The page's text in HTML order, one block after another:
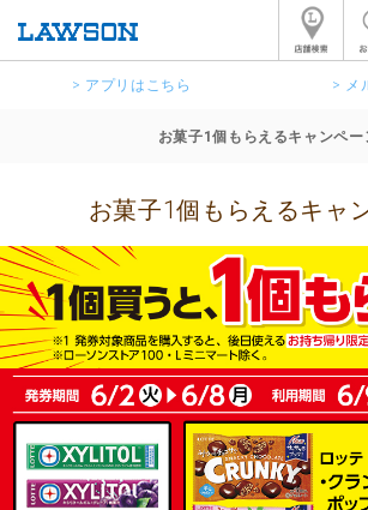
> アプリはこちら > メ
お菓子1個もらえるキャンペー
お菓子1個もらえるキャ